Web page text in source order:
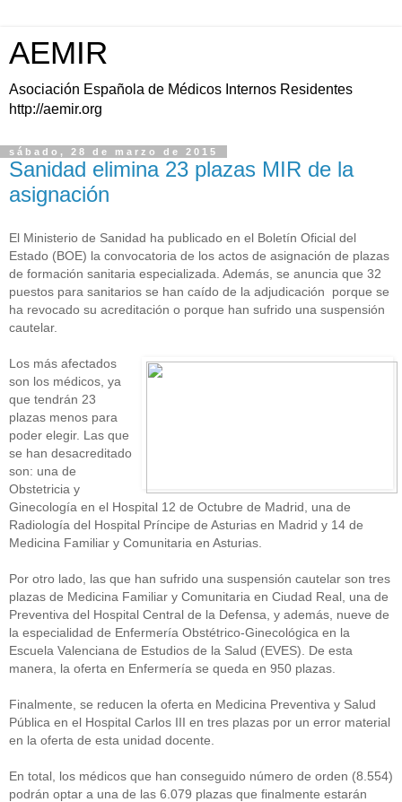
AEMIR
Asociación Española de Médicos Internos Residentes
http://aemir.org
sábado, 28 de marzo de 2015
Sanidad elimina 23 plazas MIR de la
asignación
El Ministerio de Sanidad ha publicado en el Boletín Oficial del
Estado (BOE) la convocatoria de los actos de asignación de plazas
de formación sanitaria especializada. Además, se anuncia que 32
puestos para sanitarios se han caído de la adjudicación porque se
ha revocado su acreditación o porque han sufrido una suspensión
cautelar.
Los más afectados
son los médicos, ya
que tendrán 23
plazas menos para
poder elegir. Las que
se han desacreditado
son: una de
Obstetricia y
Ginecología en el Hospital 12 de Octubre de Madrid, una de
Radiología del Hospital Príncipe de Asturias en Madrid y 14 de
Medicina Familiar y Comunitaria en Asturias.
Por otro lado, las que han sufrido una suspensión cautelar son tres
plazas de Medicina Familiar y Comunitaria en Ciudad Real, una de
Preventiva del Hospital Central de la Defensa, y además, nueve de
la especialidad de Enfermería Obstétrico-Ginecológica en la
Escuela Valenciana de Estudios de la Salud (EVES). De esta
manera, la oferta en Enfermería se queda en 950 plazas.
Finalmente, se reducen la oferta en Medicina Preventiva y Salud
Pública en el Hospital Carlos III en tres plazas por un error material
en la oferta de esta unidad docente.
En total, los médicos que han conseguido número de orden (8.554)
podrán optar a una de las 6.079 plazas que finalmente estarán